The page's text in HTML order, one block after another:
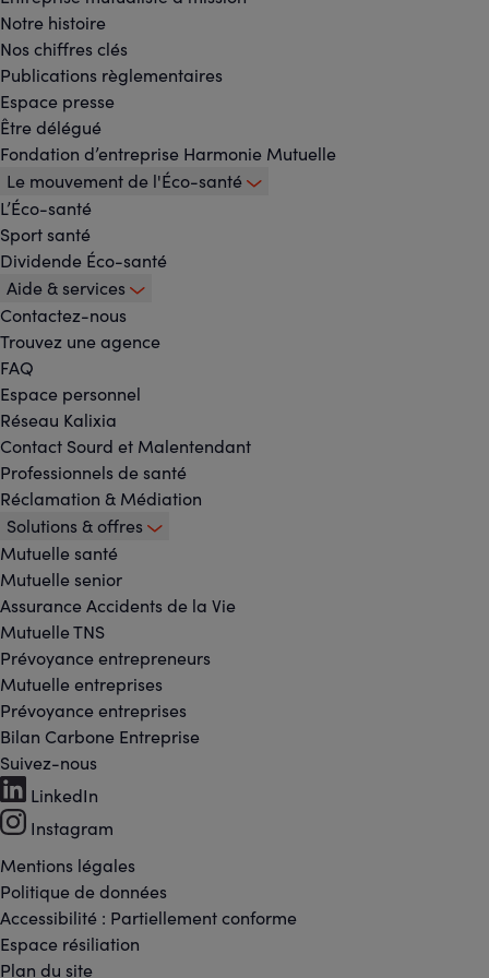
-
Menu
principal
Notre histoire
Nos chiffres clés
Publications règlementaires
Espace presse
Être délégué
Fondation d’entreprise Harmonie Mutuelle
Le mouvement de l'Éco-santé
L’Éco-santé
Sport santé
Dividende Éco-santé
Aide & services
Contactez-nous
Trouvez une agence
FAQ
Espace personnel
Réseau Kalixia
Contact Sourd et Malentendant
Professionnels de santé
Réclamation & Médiation
Solutions & offres
Mutuelle santé
Mutuelle senior
Assurance Accidents de la Vie
Mutuelle TNS
Prévoyance entrepreneurs
Mutuelle entreprises
Prévoyance entreprises
Bilan Carbone Entreprise
Footer
-
Réseaux
sociaux
Suivez-nous
LinkedIn
Instagram
Footer
-
Mentions légales
Politique de données
Accessibilité : Partiellement conforme
Espace résiliation
Plan du site